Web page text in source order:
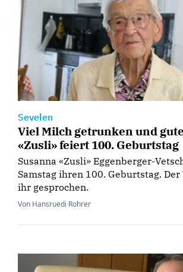
Sevelen
Viel Milch getrunken und
«Zusli» feiert 100. Geburtstag
Susanna «Zusli» Eggenberger-
Samstag ihren 100. Geburtstag.
ihr gesprochen.
Von Hansruedi Rohrer